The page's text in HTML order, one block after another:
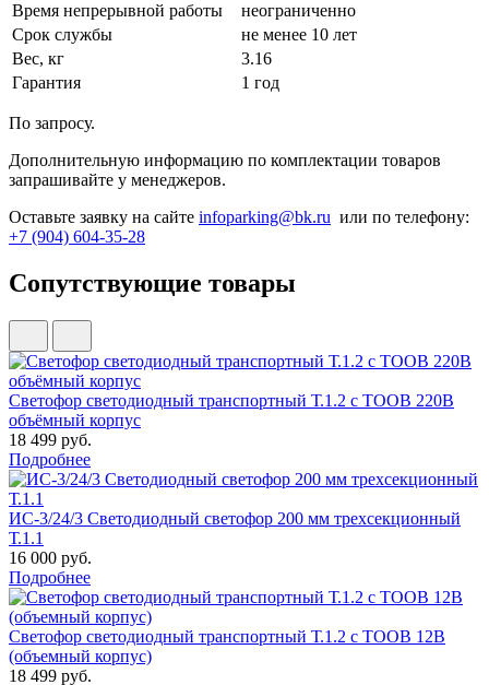
Время непрерывной работы
неограниченно
Срок службы
не менее 10 лет
Вес, кг
3.16
Гарантия
1 год
По запросу.
Дополнительную информацию по комплектации товаров
запрашивайте у менеджеров.
Оставьте заявку на сайте infoparking@bk.ru или по телефону:
+7 (904) 604-35-28
Сопутствующие товары
Светофор светодиодный транспортный Т.1.2 с ТООВ 220В
объёмный корпус
18 499 руб.
Подробнее
ИС-3/24/3 Светодиодный светофор 200 мм трехсекционный
Т.1.1
16 000 руб.
Подробнее
Светофор светодиодный транспортный Т.1.2 с ТООВ 12В
(объемный корпус)
18 499 руб.